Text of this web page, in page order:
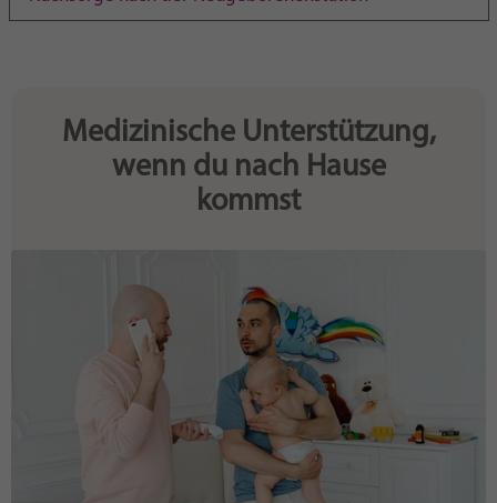
Medizinische Unterstützung,
wenn du nach Hause
kommst
Purpose
generierte ID, für die historische Speicherung